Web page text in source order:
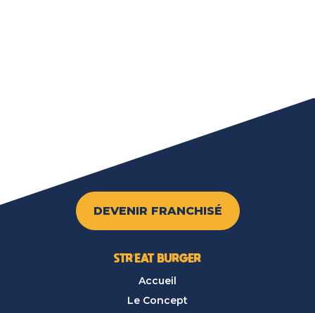
DEVENIR FRANCHISÉ
STR’EAT BURGER
Accueil
Le Concept